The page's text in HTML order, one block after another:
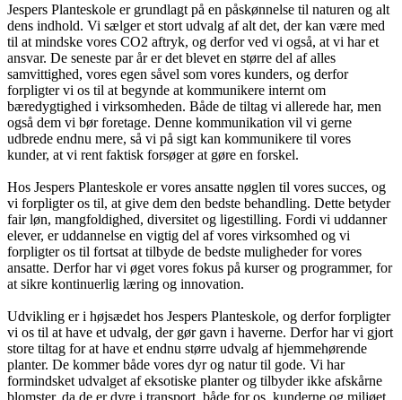
Jespers Planteskole er grundlagt på en påskønnelse til naturen og alt
dens indhold. Vi sælger et stort udvalg af alt det, der kan være med
til at mindske vores CO2 aftryk, og derfor ved vi også, at vi har et
ansvar. De seneste par år er det blevet en større del af alles
samvittighed, vores egen såvel som vores kunders, og derfor
forpligter vi os til at begynde at kommunikere internt om
bæredygtighed i virksomheden. Både de tiltag vi allerede har, men
også dem vi bør foretage. Denne kommunikation vil vi gerne
udbrede endnu mere, så vi på sigt kan kommunikere til vores
kunder, at vi rent faktisk forsøger at gøre en forskel.
Hos Jespers Planteskole er vores ansatte nøglen til vores succes, og
vi forpligter os til, at give dem den bedste behandling. Dette betyder
fair løn, mangfoldighed, diversitet og ligestilling. Fordi vi uddanner
elever, er uddannelse en vigtig del af vores virksomhed og vi
forpligter os til fortsat at tilbyde de bedste muligheder for vores
ansatte. Derfor har vi øget vores fokus på kurser og programmer, for
at sikre kontinuerlig læring og innovation.
Udvikling er i højsædet hos Jespers Planteskole, og derfor forpligter
vi os til at have et udvalg, der gør gavn i haverne. Derfor har vi gjort
store tiltag for at have et endnu større udvalg af hjemmehørende
planter. De kommer både vores dyr og natur til gode. Vi har
formindsket udvalget af eksotiske planter og tilbyder ikke afskårne
blomster, da de er dyre i transport, både for os, kunderne og miljøet.